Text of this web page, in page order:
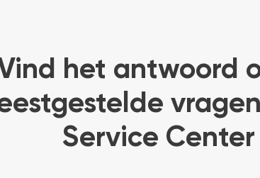
het antwoord
Service Center